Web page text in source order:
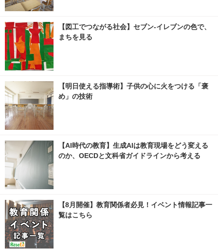
【図工でつながる社会】セブン‐イレブンの色で、
まちを見る
【明日使える指導術】子供の心に火をつける「褒
め」の技術
【AI時代の教育】生成AIは教育現場をどう変える
のか、OECDと文科省ガイドラインから考える
【8月開催】教育関係者必見！イベント情報記事一
覧はこちら